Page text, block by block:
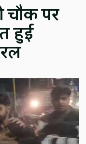
चौक पर
हुई